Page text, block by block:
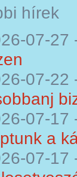
hírek
07-27
07-22
07-17
a
07-17